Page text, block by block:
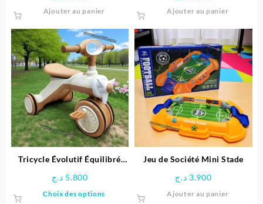
Ajouter au panier Ajouter au panier
Tricycle Évolutif Équilibré
5.800 د.ج
Choix des options
Jeu de Société Mini Stade
3.900 د.ج
Ajouter au panier